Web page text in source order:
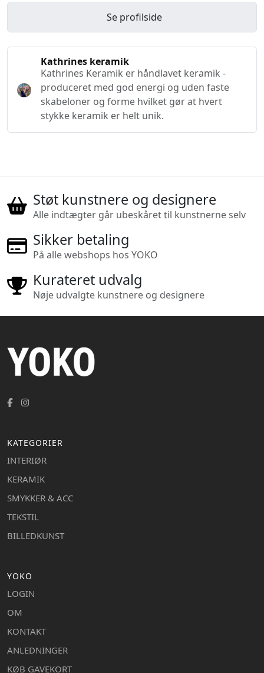
Se profilside
Kathrines keramik
Kathrines Keramik er håndlavet keramik -
produceret med god energi og uden faste
skabeloner og forme hvilket gør at hvert
stykke keramik er helt unik.
Støt kunstnere og designere
Alle indtægter går ubeskåret til kunstnerne selv
Sikker betaling
På alle webshops hos YOKO
Kurateret udvalg
Nøje udvalgte kunstnere og designere
KATEGORIER
INTERIØR
KERAMIK
SMYKKER & ACC
TEKSTIL
BILLEDKUNST
YOKO
LOGIN
OM
KONTAKT
ANLEDNINGER
KØB GAVEKORT